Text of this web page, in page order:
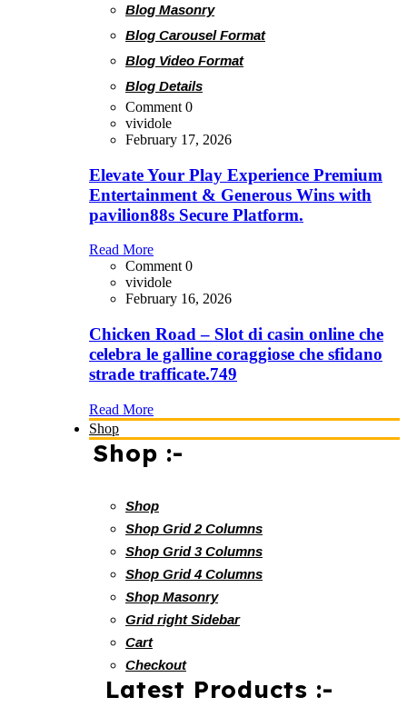
Blog Masonry
Blog Carousel Format
Blog Video Format
Blog Details
Comment 0
vividole
February 17, 2026
Elevate Your Play Experience Premium
Entertainment & Generous Wins with
pavilion88s Secure Platform.
Read More
Comment 0
vividole
February 16, 2026
Chicken Road – Slot di casin online che
celebra le galline coraggiose che sfidano
strade trafficate.749
Read More
Shop
Shop :-
Shop
Shop Grid 2 Columns
Shop Grid 3 Columns
Shop Grid 4 Columns
Shop Masonry
Grid right Sidebar
Cart
Checkout
Latest Products :-